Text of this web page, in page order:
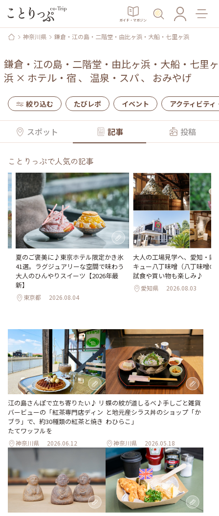
ガイド・マガジン
神奈川県 鎌倉・江の島・二階堂・由比ヶ浜・大船・七里ヶ浜
鎌倉・江の島・二階堂・由比ヶ浜・大船・七里ヶ
浜 × ホテル・宿 、 温泉・スパ、 おみやげ
絞り込む たびレポ イベント アクティビティ
スポット 記事 投稿
ことりっぷで人気の記事
夏のご褒美に♪東京ホテル限定かき氷
41選。ラグジュアリーな空間で味わう
大人のひんやりスイーツ【2026年最
新】
東京都 2026.08.04
大人の工場見学へ、愛知・岡
キュー八丁味噌（八丁味噌の
試食や買い物も楽しみ♪
愛知県 2026.08.03
江の島さんぽで立ち寄りたい♪ リ
バービューの「紅茶専門店ディン
ブラ」で、約30種類の紅茶と焼き
たてワッフルを
神奈川県 2026.06.12
蝶の紋が道しるべ♪手しごと雑貨
と地元産シラス丼のショップ「か
わひらこ」
神奈川県 2026.05.18